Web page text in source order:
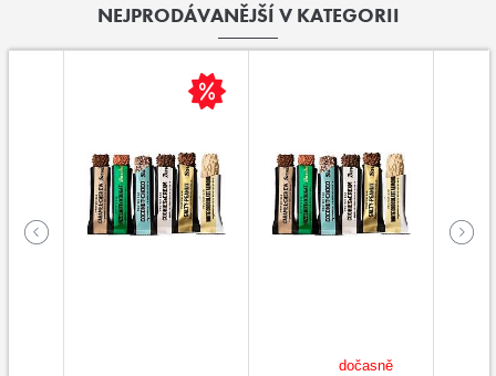
NEJPRODÁVANĚJŠÍ V KATEGORII
dočasně